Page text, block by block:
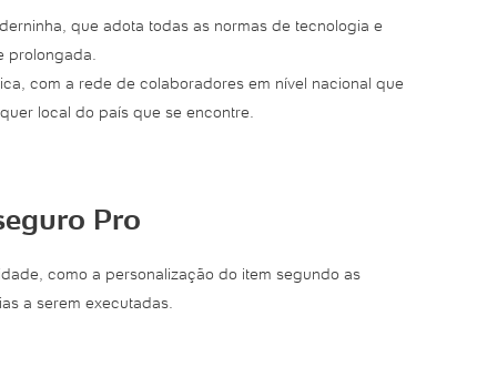
que adota todas as normas de tecnologia e
prolongada.
com a rede de colaboradores em nível nacional que
local do país que se encontre.
Pro
como a personalização do item segundo as
a serem executadas.